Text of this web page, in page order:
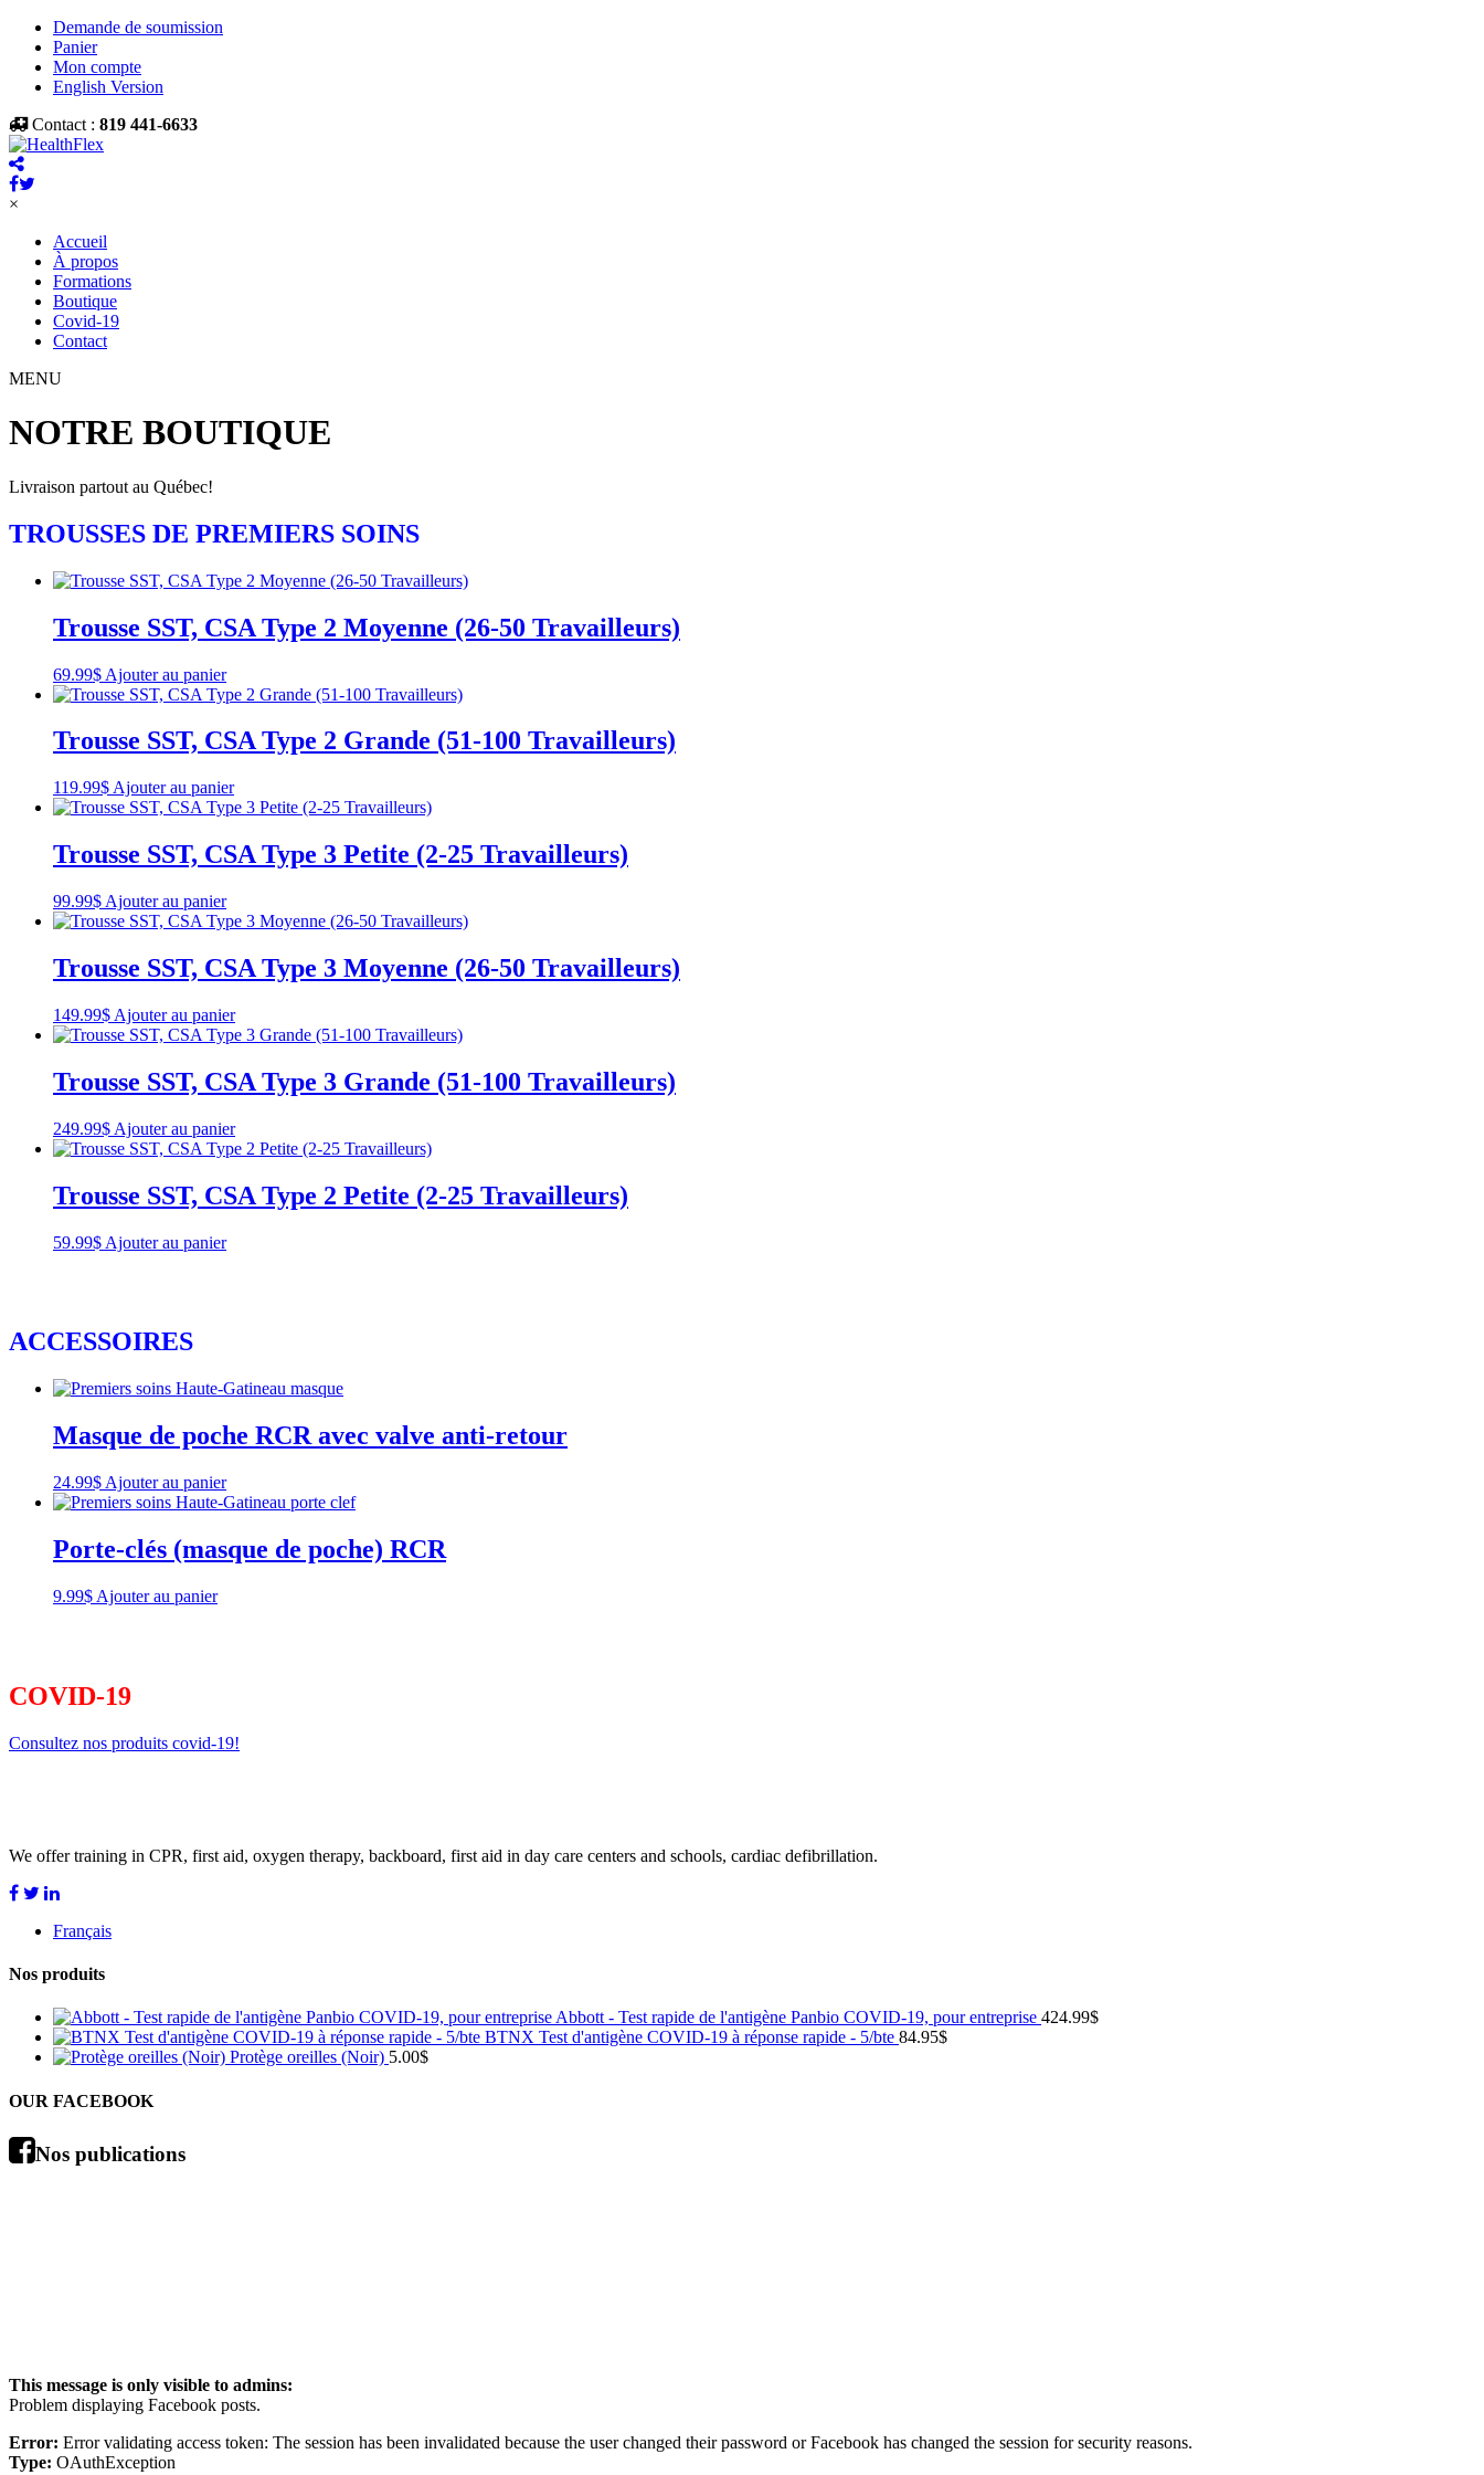
Demande de soumission
Panier
Mon compte
English Version
Contact : 819 441-6633
×
Accueil
À propos
Formations
Boutique
Covid-19
Contact
MENU
NOTRE BOUTIQUE
Livraison partout au Québec!
TROUSSES DE PREMIERS SOINS
Trousse SST, CSA Type 2 Moyenne (26-50 Travailleurs)
69.99$ Ajouter au panier
Trousse SST, CSA Type 2 Grande (51-100 Travailleurs)
119.99$ Ajouter au panier
Trousse SST, CSA Type 3 Petite (2-25 Travailleurs)
99.99$ Ajouter au panier
Trousse SST, CSA Type 3 Moyenne (26-50 Travailleurs)
149.99$ Ajouter au panier
Trousse SST, CSA Type 3 Grande (51-100 Travailleurs)
249.99$ Ajouter au panier
Trousse SST, CSA Type 2 Petite (2-25 Travailleurs)
59.99$ Ajouter au panier
ACCESSOIRES
Masque de poche RCR avec valve anti-retour
24.99$ Ajouter au panier
Porte-clés (masque de poche) RCR
9.99$ Ajouter au panier
COVID-19
Consultez nos produits covid-19!
We offer training in CPR, first aid, oxygen therapy, backboard, first aid in day care centers and schools, cardiac defibrillation.
Français
Nos produits
Abbott - Test rapide de l'antigène Panbio COVID-19, pour entreprise 424.99$
BTNX Test d'antigène COVID-19 à réponse rapide - 5/bte 84.95$
Protège oreilles (Noir) 5.00$
OUR FACEBOOK
Nos publications
This message is only visible to admins:
Problem displaying Facebook posts.
Error: Error validating access token: The session has been invalidated because the user changed their password or Facebook has changed the session for security reasons.
Type: OAuthException